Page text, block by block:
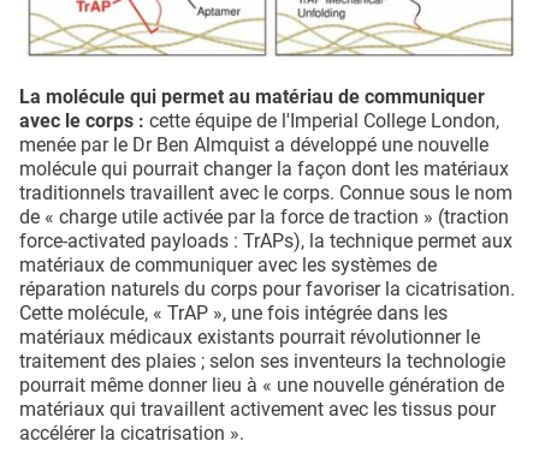
La molécule qui permet au matériau de communiquer
avec le corps : cette équipe de l'Imperial College London,
menée par le Dr Ben Almquist a développé une nouvelle
molécule qui pourrait changer la façon dont les matériaux
traditionnels travaillent avec le corps. Connue sous le nom
de « charge utile activée par la force de traction » (traction
force-activated payloads : TrAPs), la technique permet aux
matériaux de communiquer avec les systèmes de
réparation naturels du corps pour favoriser la cicatrisation.
Cette molécule, « TrAP », une fois intégrée dans les
matériaux médicaux existants pourrait révolutionner le
traitement des plaies ; selon ses inventeurs la technologie
pourrait même donner lieu à « une nouvelle génération de
matériaux qui travaillent activement avec les tissus pour
accélérer la cicatrisation ».